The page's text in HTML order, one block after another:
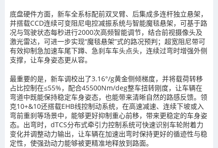
底盘硬件方面，新车全系标配前双叉臂、后集成多连杆独立悬架，
并搭载CCD连续可变阻尼电控减振系统与智能魔毯悬架，可基于路
况与驾驶状态每秒进行2000次高频智能调节，结合前视摄像头及
激光雷达，可进一步实现“魔毯悬架”式的路况预判；超宽阻尼带可
有效抑制急加速车尾下蹲、急刹车车头点头，连续过弯时增强外侧
支撑，让车身姿态更从容。
最重要的是，新车调校出了3.16°/g黄金侧倾梯度，并将载荷转移
占比控制在≤55%，配合45500Nm/deg整车扭转刚度，让车辆在
弯道中既能保持稳定车身姿态，也能带来清晰自然的路感反馈。领
克10+&10还搭载EHB线控制动系统，在高速减速、连续下坡或入
弯前重刹等场景中，能够更好抑制重心前移，带来更稳定的车身姿
态。出弯时，dTCS分布式牵引力控制系统可快速识别车轮附着力
变化并调整动力输出，让车辆在加速出弯时保持更好的循迹性与稳
定性，使强劲动力能够被更精准地释放到路面。